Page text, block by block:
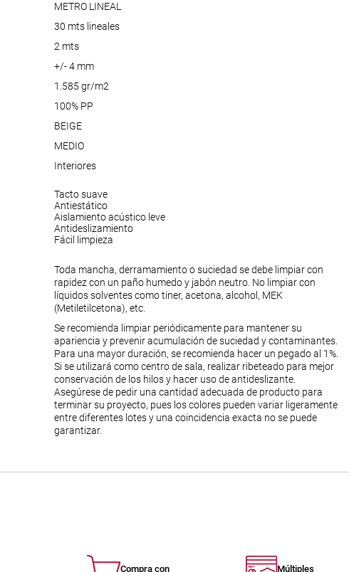
METRO LINEAL
30 mts lineales
2 mts
+/- 4 mm
1.585 gr/m2
100% PP
BEIGE
MEDIO
Interiores
Tacto suave
Antiestático
Aislamiento acústico leve
Antideslizamiento
Fácil limpieza
Toda mancha, derramamiento o suciedad se debe limpiar con
rapidez con un paño humedo y jabón neutro. No limpiar con
líquidos solventes como tiner, acetona, alcohol, MEK
(Metiletilcetona), etc.
Se recomienda limpiar periódicamente para mantener su
apariencia y prevenir acumulación de suciedad y contaminantes.
Para una mayor duración, se recomienda hacer un pegado al 1%.
Si se utilizará como centro de sala, realizar ribeteado para mejor
conservación de los hilos y hacer uso de antideslizante.
Asegúrese de pedir una cantidad adecuada de producto para
terminar su proyecto, pues los colores pueden variar ligeramente
entre diferentes lotes y una coincidencia exacta no se puede
garantizar.
Compra con Múltiples